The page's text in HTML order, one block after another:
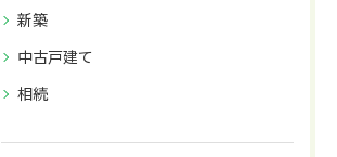
新築
中古戸建て
相続
お問い合わせはこちら
お問い合わせはこちら